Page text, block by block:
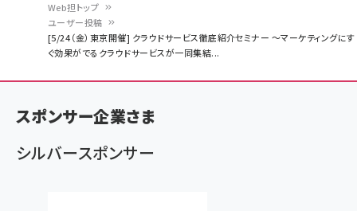
く
ず
Web担トップ
ユーザー投稿
[5/24（金）東京開催] クラウドサービス徹底紹介セミナー ～マーケティングにす
ぐ効果がでるクラウドサービスが一同集結...
スポンサー企業さま
シルバースポンサー